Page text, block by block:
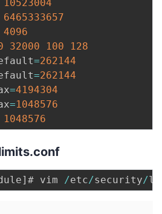
10523004
6465333657
4096
32000 100
128
=262144
=262144
=4194304
=1048576
1048576
] # vim /etc/security/